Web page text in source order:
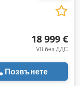
18 999 €
VB без ДДС
Позвънете